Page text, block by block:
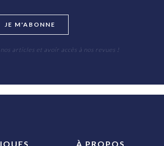
JE M'ABONNE
articles et avoir accès à nos revues !
À PROPOS